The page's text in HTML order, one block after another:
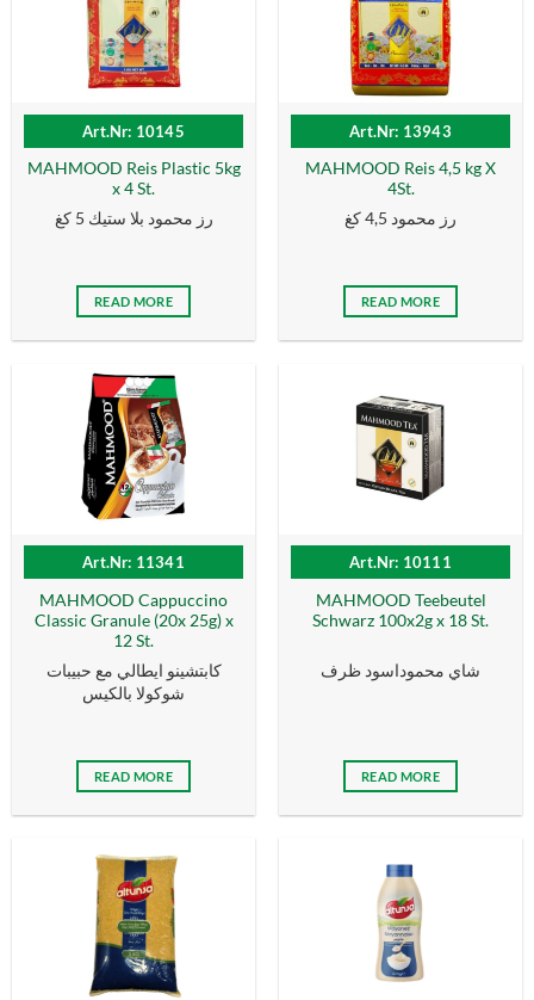
Art.Nr: 10145
MAHMOOD Reis Plastic 5kg
x 4 St.
رز محمود بلا ستيك 5 كغ
READ MORE
Art.Nr: 13943
MAHMOOD Reis 4,5 kg X
4St.
رز محمود 4,5 كغ
READ MORE
Art.Nr: 11341
MAHMOOD Cappuccino
Classic Granule (20x 25g) x
12 St.
كابتشينو ايطالي مع حبيبات
شوكولا بالكيس
READ MORE
Art.Nr: 10111
MAHMOOD Teebeutel
Schwarz 100x2g x 18 St.
شاي محموداسود ظرف
READ MORE